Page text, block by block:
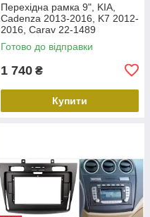
Перехідна рамка 9", KIA,
Cadenza 2013-2016, K7 2012-
2016, Carav 22-1489
Готово до відправки
1 740 ₴
Купити